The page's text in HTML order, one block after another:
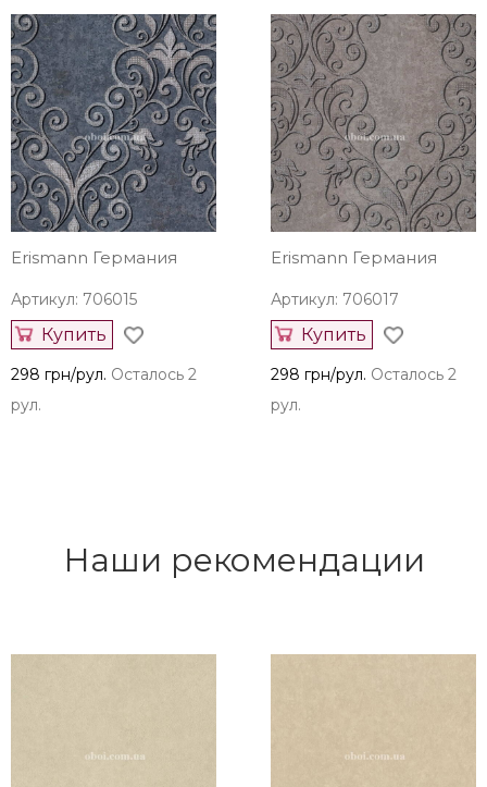
Erismann Германия
Артикул: 706015
Купить
298 грн/рул. Осталось 2
рул.
Erismann Германия
Артикул: 706017
Купить
298 грн/рул. Осталось 2
рул.
Наши рекомендации